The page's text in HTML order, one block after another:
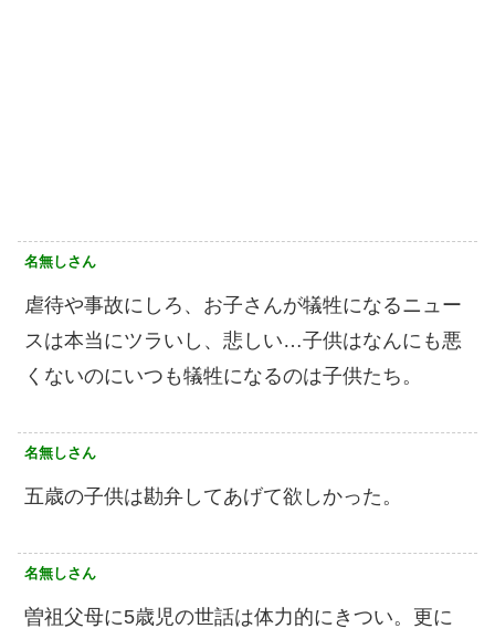
名無しさん
虐待や事故にしろ、お子さんが犠牲になるニュー
スは本当にツラいし、悲しい…子供はなんにも悪
くないのにいつも犠牲になるのは子供たち。
名無しさん
五歳の子供は勘弁してあげて欲しかった。
名無しさん
曽祖父母に5歳児の世話は体力的にきつい。更に